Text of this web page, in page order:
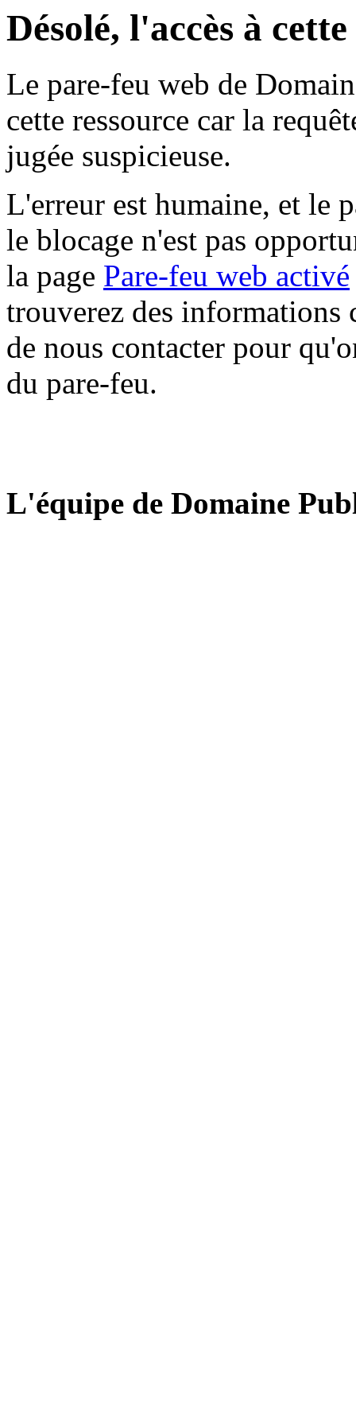
Désolé, l'accès à
Le pare-feu web de
cette ressource car la
jugée suspicieuse.
L'erreur est humaine, et le
le blocage n'est pas
la page Pare-feu web activé
trouverez des informations
de nous contacter pour
du pare-feu.
L'équipe de Domaine